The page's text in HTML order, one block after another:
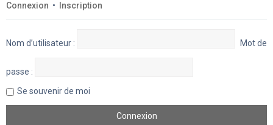
Connexion • Inscription
Nom d’utilisateur : Mot de
passe :
Se souvenir de moi